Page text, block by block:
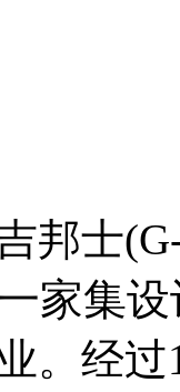
邦士
家集
。经